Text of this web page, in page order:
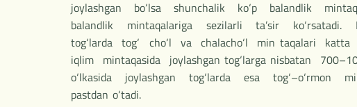
joylashgan bo‘lsa shunchalik ko‘p balandlik
balandlik mintaqalariga sezilarli ta’sir ko‘rsatadi.
tog‘larda tog‘ cho‘l va chalacho‘l min taqalari
iqlim mintaqasida joylashgan tog‘larga nisbatan
o‘lkasida joylashgan tog‘larda esa tog‘–o‘rmon
pastdan o‘tadi.